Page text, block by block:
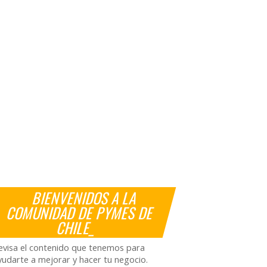
BIENVENIDOS A LA
COMUNIDAD DE PYMES DE
CHILE_
el contenido que tenemos para
a mejorar y hacer tu negocio.